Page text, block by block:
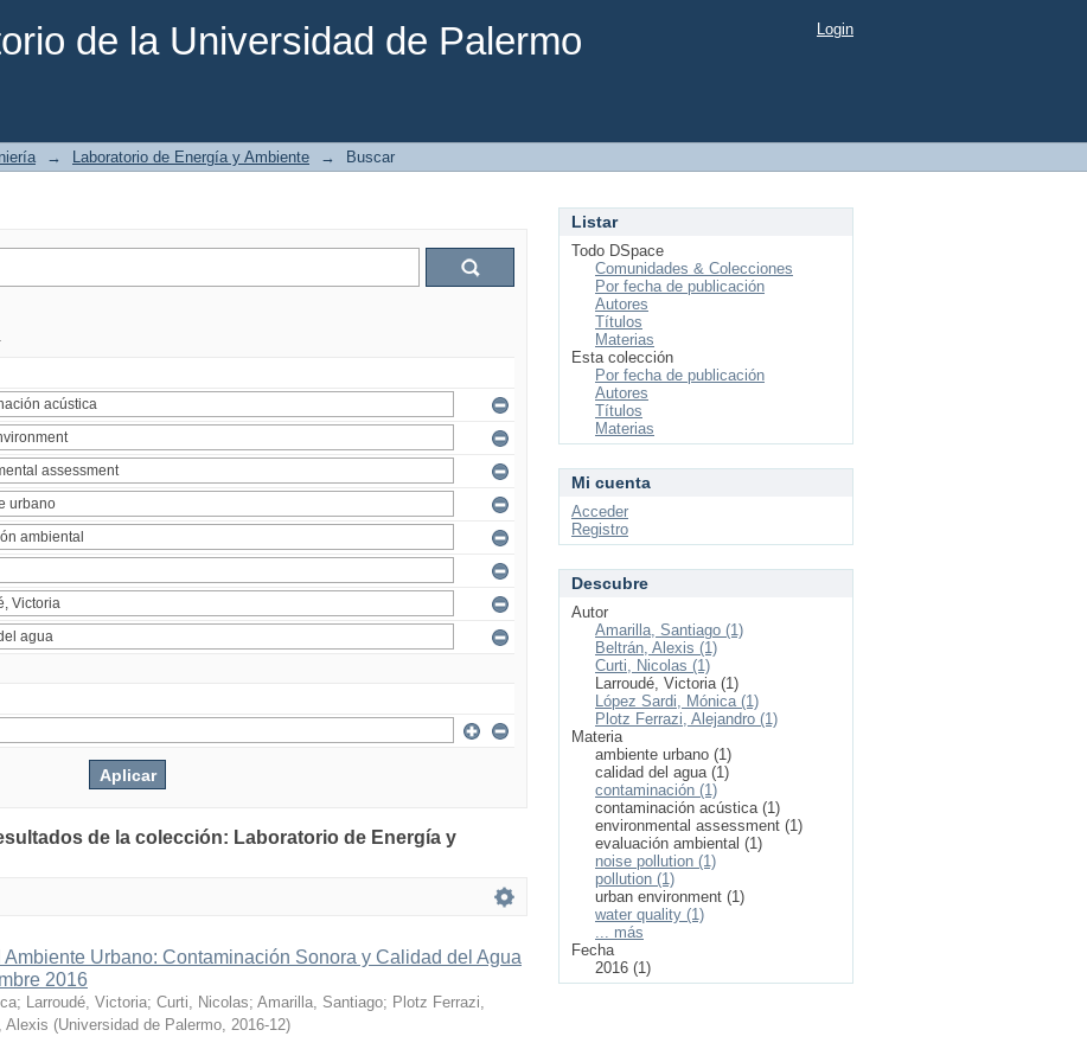
de la Universidad de Palermo Login
→ Laboratorio de Energía y Ambiente → Buscar
de la colección: Laboratorio de Energía y
Ambiente Urbano: Contaminación Sonora y Calidad del Agua
2016
; Larroudé, Victoria; Curti, Nicolas; Amarilla, Santiago; Plotz Ferrazi,
Alexis (Universidad de Palermo, 2016-12)
Listar
Todo DSpace
Comunidades & Colecciones
Por fecha de publicación
Autores
Títulos
Materias
Esta colección
Por fecha de publicación
Autores
Títulos
Materias
Mi cuenta
Acceder
Registro
Descubre
Autor
Amarilla, Santiago (1)
Beltrán, Alexis (1)
Curti, Nicolas (1)
Larroudé, Victoria (1)
López Sardi, Mónica (1)
Plotz Ferrazi, Alejandro (1)
Materia
ambiente urbano (1)
calidad del agua (1)
contaminación (1)
contaminación acústica (1)
environmental assessment (1)
evaluación ambiental (1)
noise pollution (1)
pollution (1)
urban environment (1)
water quality (1)
... más
Fecha
2016 (1)